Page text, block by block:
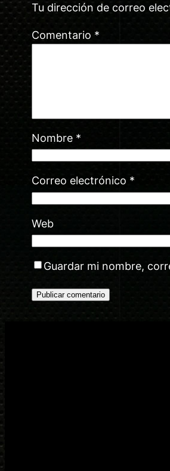
Tu dirección de correo
Comentario *
Nombre *
Correo electrónico *
Web
Guardar mi nombre,